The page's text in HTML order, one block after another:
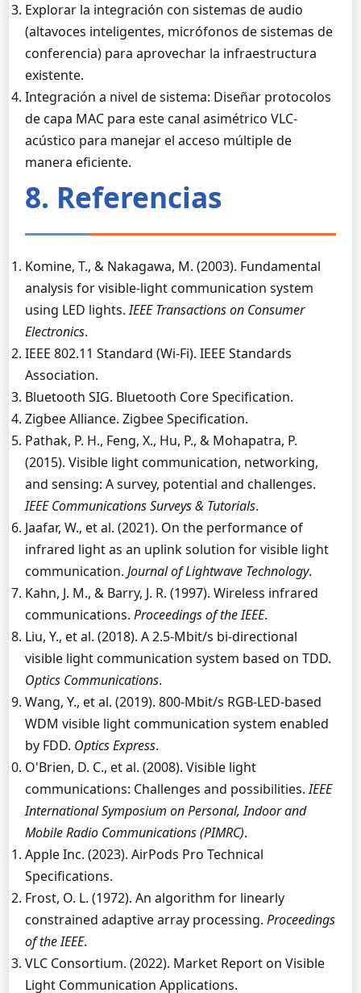
Explorar la integración con sistemas de audio
(altavoces inteligentes, micrófonos de sistemas de
conferencia) para aprovechar la infraestructura
existente.
Integración a nivel de sistema: Diseñar protocolos
de capa MAC para este canal asimétrico VLC-
acústico para manejar el acceso múltiple de
manera eficiente.
8. Referencias
Komine, T., & Nakagawa, M. (2003). Fundamental
analysis for visible-light communication system
using LED lights.IEEE Transactions on Consumer
Electronics.
IEEE 802.11 Standard (Wi-Fi). IEEE Standards
Association.
Bluetooth SIG. Bluetooth Core Specification.
Zigbee Alliance. Zigbee Specification.
Pathak, P. H., Feng, X., Hu, P., & Mohapatra, P.
(2015). Visible light communication, networking,
and sensing: A survey, potential and challenges.
IEEE Communications Surveys & Tutorials.
Jaafar, W., et al. (2021). On the performance of
infrared light as an uplink solution for visible light
communication. Journal of Lightwave Technology.
Kahn, J. M., & Barry, J. R. (1997). Wireless infrared
communications. Proceedings of the IEEE.
Liu, Y., et al. (2018). A 2.5-Mbit/s bi-directional
visible light communication system based on TDD.
Optics Communications.
Wang, Y., et al. (2019). 800-Mbit/s RGB-LED-based
WDM visible light communication system enabled
by FDD. Optics Express.
O'Brien, D. C., et al. (2008). Visible light
communications: Challenges and possibilities.IEEE
International Symposium on Personal, Indoor and
Mobile Radio Communications (PIMRC).
Apple Inc. (2023). AirPods Pro Technical
Specifications.
Frost, O. L. (1972). An algorithm for linearly
constrained adaptive array processing. Proceedings
of the IEEE.
VLC Consortium. (2022). Market Report on Visible
Light Communication Applications.